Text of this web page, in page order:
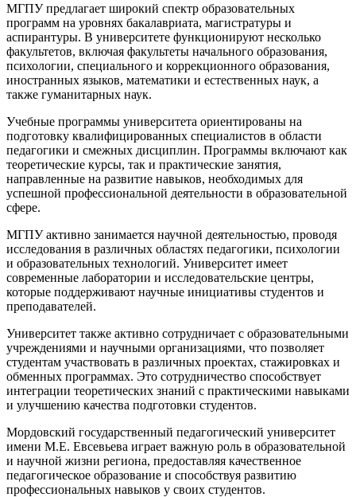
МГПУ предлагает широкий спектр образовательных
программ на уровнях бакалавриата, магистратуры и
аспирантуры. В университете функционируют несколько
факультетов, включая факультеты начального образования,
психологии, специального и коррекционного образования,
иностранных языков, математики и естественных наук, а
также гуманитарных наук.
Учебные программы университета ориентированы на
подготовку квалифицированных специалистов в области
педагогики и смежных дисциплин. Программы включают как
теоретические курсы, так и практические занятия,
направленные на развитие навыков, необходимых для
успешной профессиональной деятельности в образовательной
сфере.
МГПУ активно занимается научной деятельностью, проводя
исследования в различных областях педагогики, психологии
и образовательных технологий. Университет имеет
современные лаборатории и исследовательские центры,
которые поддерживают научные инициативы студентов и
преподавателей.
Университет также активно сотрудничает с образовательными
учреждениями и научными организациями, что позволяет
студентам участвовать в различных проектах, стажировках и
обменных программах. Это сотрудничество способствует
интеграции теоретических знаний с практическими навыками
и улучшению качества подготовки студентов.
Мордовский государственный педагогический университет
имени М.Е. Евсевьева играет важную роль в образовательной
и научной жизни региона, предоставляя качественное
педагогическое образование и способствуя развитию
профессиональных навыков у своих студентов.